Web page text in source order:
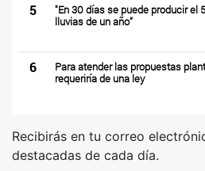
5
"En 30 días se puede producir el
lluvias de un año”
6
Para atender las propuestas
requeriría de una ley
Recibirás en tu correo
destacadas de cada día.